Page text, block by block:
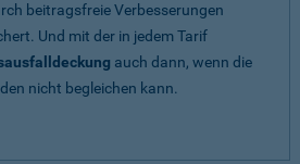
beitragsfreie Verbesserungen
Und mit der in jedem Tarif
auch dann, wenn die
nicht begleichen kann.